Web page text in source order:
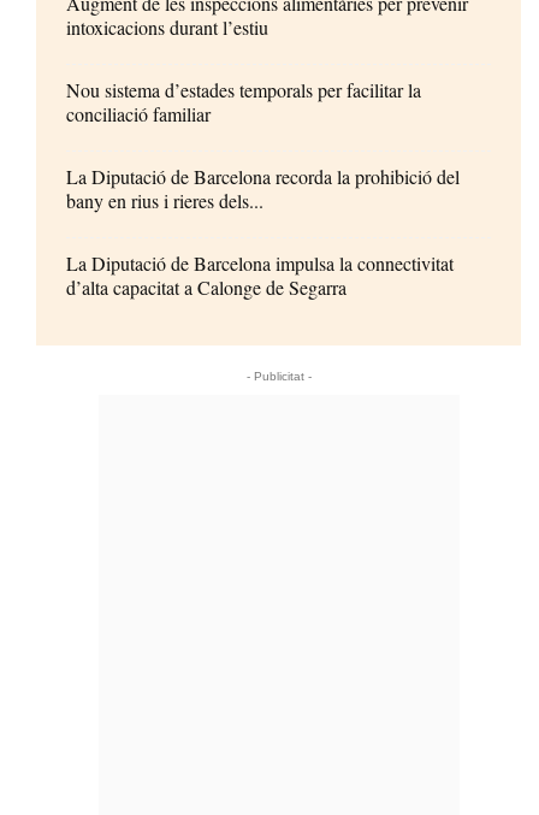
intoxicacions durant l’estiu
Nou sistema d’estades temporals per facilitar la
conciliació familiar
La Diputació de Barcelona recorda la prohibició del
bany en rius i rieres dels...
La Diputació de Barcelona impulsa la connectivitat
d’alta capacitat a Calonge de Segarra
- Publicitat -